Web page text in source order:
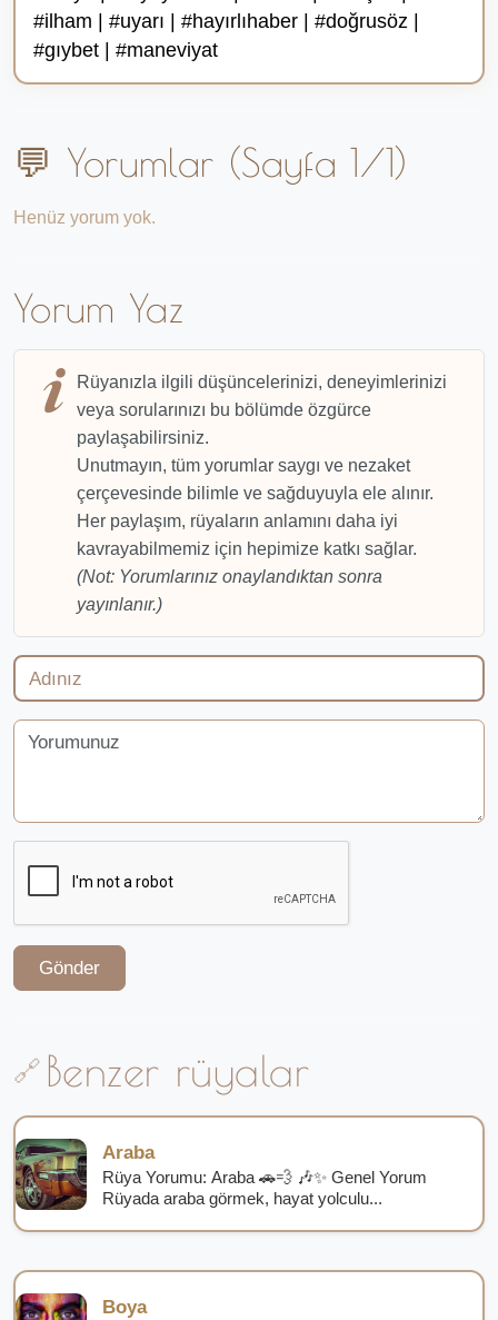
#ilham | #uyarı | #hayırlıhaber | #doğrusöz |
#gıybet | #maneviyat
💬 Yorumlar (Sayfa 1/1)
Henüz yorum yok.
Yorum Yaz
Rüyanızla ilgili düşüncelerinizi, deneyimlerinizi
veya sorularınızı bu bölümde özgürce
paylaşabilirsiniz.
Unutmayın, tüm yorumlar saygı ve nezaket
çerçevesinde bilimle ve sağduyuyla ele alınır.
Her paylaşım, rüyaların anlamını daha iyi
kavrayabilmemiz için hepimize katkı sağlar.
(Not: Yorumlarınız onaylandıktan sonra
yayınlanır.)
Gönder
Benzer rüyalar
Araba
Rüya Yorumu: Araba 🚗💨 🎶✨ Genel Yorum
Rüyada araba görmek, hayat yolculu...
Boya